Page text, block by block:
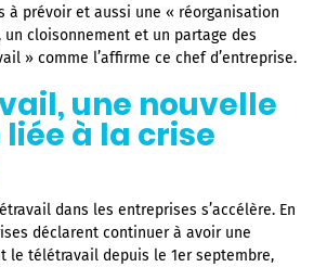
à prévoir et aussi une « réorganisation
un cloisonnement et un partage des
» comme l’affirme ce chef d’entreprise.
une nouvelle
à la crise
dans les entreprises s’accélère. En
déclarent continuer à avoir une
le télétravail depuis le 1er septembre,